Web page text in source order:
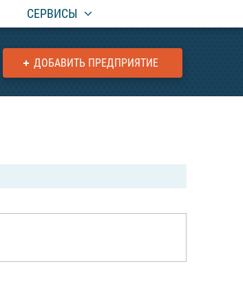
СЕРВИСЫ
ДОБАВИТЬ ПРЕДПРИЯТИЕ